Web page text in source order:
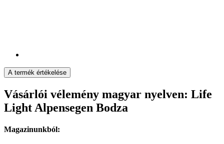
A termék értékelése
Vásárlói vélemény magyar nyelven: Life
Light Alpensegen Bodza
Magazinunkból: